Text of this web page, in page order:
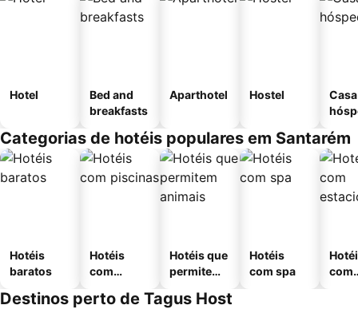
Hotel
Bed and
breakfasts
Aparthotel Hostel
Categorias de hotéis populares em Santarém
Hotéis
baratos
Hotéis
com
Hotéis que
permitem
Hotéis
com spa
com
Destinos perto de Tagus Host